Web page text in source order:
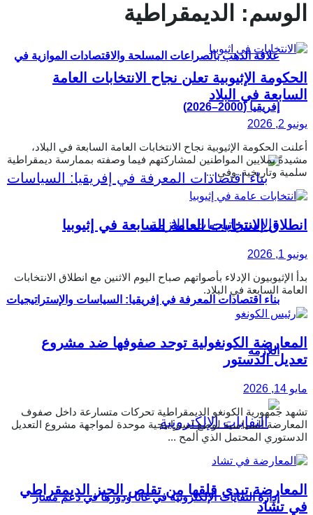
علاقة الذهب بالصراعات المسلحة والاقتصادات الموازية في
إفريقيا (2000–2026)
بناء اقتصادات المعرفة في إفريقيا: السياسات والإستراتيجيات
اللازمة
إدارة النفايات الإلكترونية في غانا ودورها في دعم مسار
الوسم: الديمقراطية
الحكومة الإثيوبية تعلن نجاح الانتخابات العامة
السابعة في البلاد
يونيو 2, 2026
أعلنت الحكومة الإثيوبية نجاح الانتخابات العامة السابعة في البلاد،
مشيدةً بملايين المواطنين لمشاركتهم فيما وصفته بممارسة ديمقراطية
سلمية وتاريخية. وفي ...
انطلاق الانتخابات العامة السابعة في إثيوبيا
يونيو 1, 2026
بدأ الإثيوبيون الإدلاء بأصواتهم صباح اليوم الاثنين مع انطلاق الانتخابات
العامة السابعة في البلاد.
المعارضة الكونغولية توحد صفوفها ضد مشروع
تعديل الدستور
مايو 14, 2026
تشهد جمهورية الكونغو الديمقراطية تحركات متسارعة داخل صفوف
المعارضة السياسية لوضع استراتيجية موحدة لمواجهة مشروع التعديل
الدستوري المحتمل الذي ألمح ...
المعارضة تبدي قلقها من تقلص الحيز الديمقراطي
في تشاد